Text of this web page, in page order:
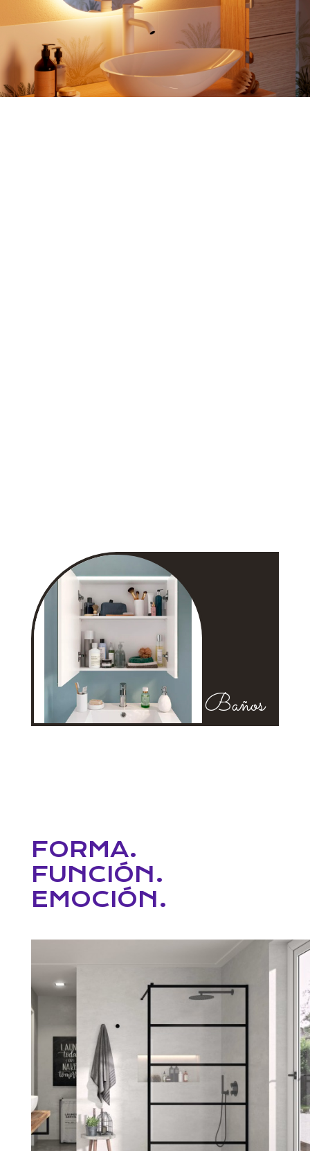
Baños
FORMA.
FUNCIÓN.
EMOCIÓN.